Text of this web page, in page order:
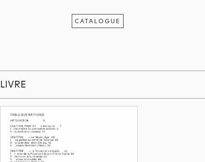
CATALOGUE
LIVRE